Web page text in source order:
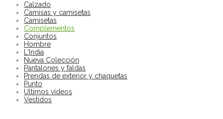
Calzado
Camisas y camisetas
Camisetas
Complementos
Conjuntos
Hombre
L'India
Nueva Colección
Pantalones y faldas
Prendas de exterior y chaquetas
Punto
Ultimos vídeos
Vestidos